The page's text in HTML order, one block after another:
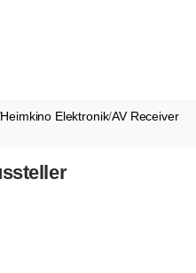
Heimkino Elektronik/AV Receiver